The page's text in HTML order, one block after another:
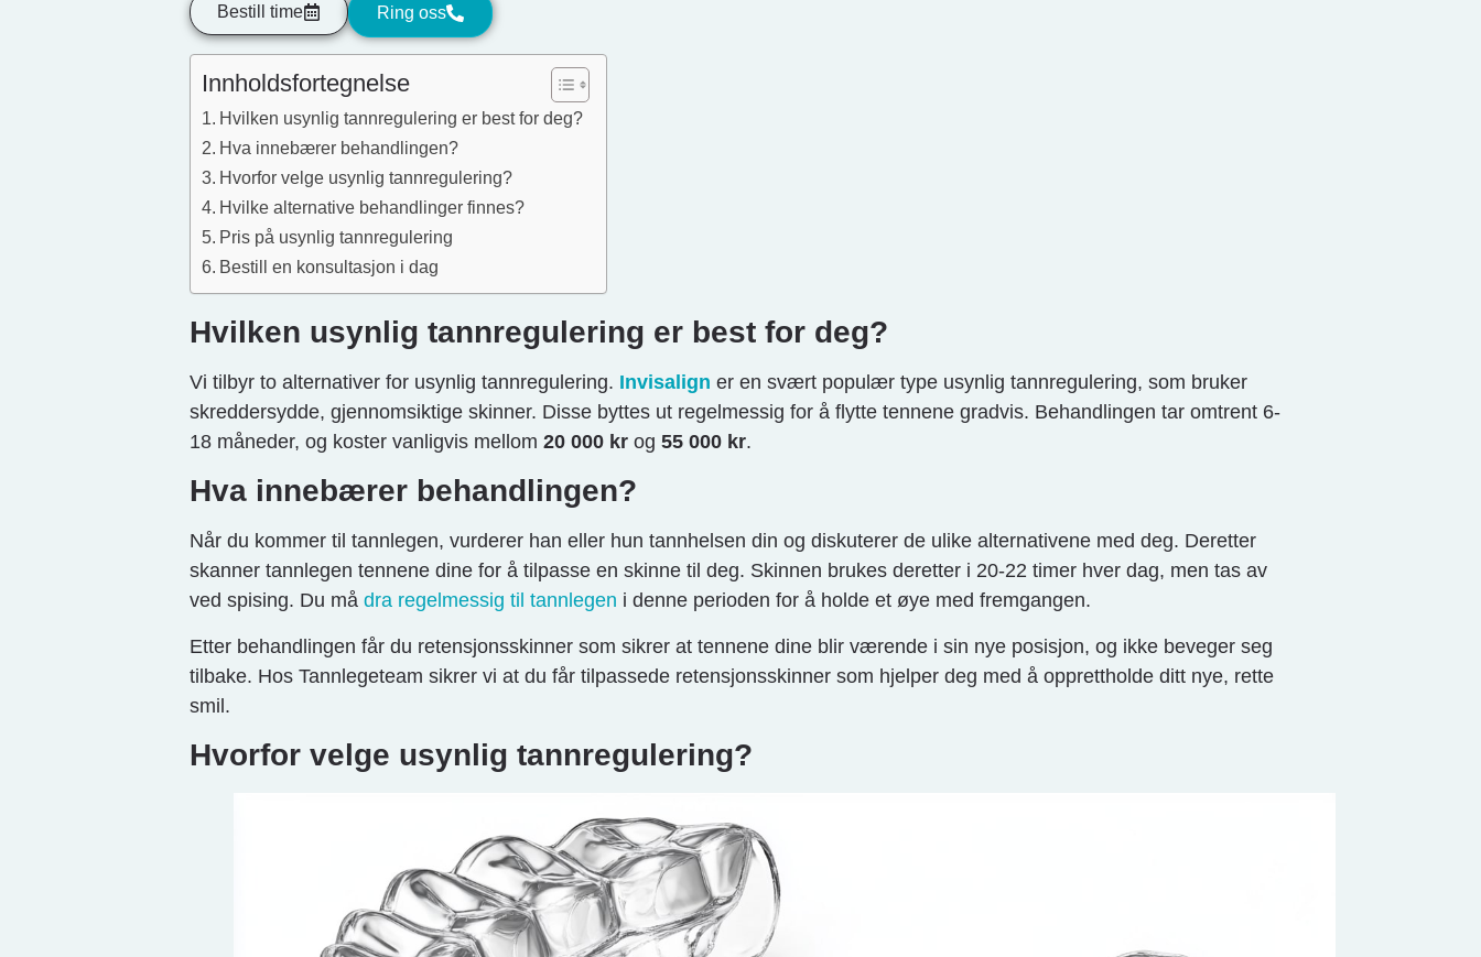
Bestill time Ring oss
Innholdsfortegnelse
Hvilken usynlig tannregulering er best for deg?
Hva innebærer behandlingen?
Hvorfor velge usynlig tannregulering?
Hvilke alternative behandlinger finnes?
Pris på usynlig tannregulering
Bestill en konsultasjon i dag
Hvilken usynlig tannregulering er best for deg?
Vi tilbyr to alternativer for usynlig tannregulering. Invisalign er en svært populær type usynlig tannregulering, som bruker
skreddersydde, gjennomsiktige skinner. Disse byttes ut regelmessig for å flytte tennene gradvis. Behandlingen tar omtrent 6-
18 måneder, og koster vanligvis mellom 20 000 kr og 55 000 kr.
Hva innebærer behandlingen?
Når du kommer til tannlegen, vurderer han eller hun tannhelsen din og diskuterer de ulike alternativene med deg. Deretter
skanner tannlegen tennene dine for å tilpasse en skinne til deg. Skinnen brukes deretter i 20-22 timer hver dag, men tas av
ved spising. Du må dra regelmessig til tannlegen i denne perioden for å holde et øye med fremgangen.
Etter behandlingen får du retensjonsskinner som sikrer at tennene dine blir værende i sin nye posisjon, og ikke beveger seg
tilbake. Hos Tannlegeteam sikrer vi at du får tilpassede retensjonsskinner som hjelper deg med å opprettholde ditt nye, rette
smil.
Hvorfor velge usynlig tannregulering?